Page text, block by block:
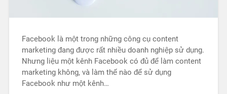
Facebook là một trong những công cụ content
marketing đang được rất nhiều doanh nghiệp sử dụng.
Nhưng liệu một kênh Facebook có đủ để làm content
marketing không, và làm thế nào để sử dụng
Facebook như một kênh…